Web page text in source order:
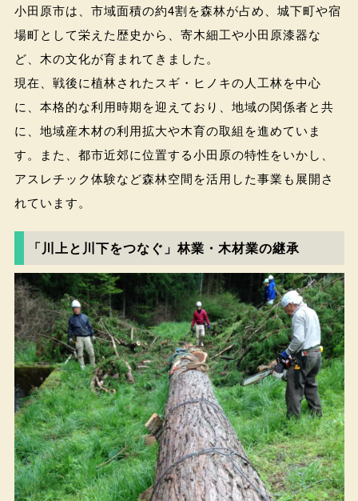
小田原市は、市域面積の約4割を森林が占め、城下町や宿
場町として栄えた歴史から、寄木細工や小田原漆器な
ど、木の文化が育まれてきました。
現在、戦後に植林されたスギ・ヒノキの人工林を中心
に、本格的な利用時期を迎えており、地域の関係者と共
に、地域産木材の利用拡大や木育の取組を進めていま
す。また、都市近郊に位置する小田原の特性をいかし、
アスレチック体験など森林空間を活用した事業も展開さ
れています。
「川上と川下をつなぐ」林業・木材業の継承